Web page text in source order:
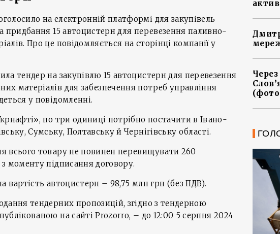
на електронній платформі для закупівель
придбання 15 автоцистерн для перевезення паливно-
Про це повідомляється на сторінці компанії у
тендер на закупівлю 15 автоцистерн для перевезення
матеріалів для забезпечення потреб управління
у повідомленні.
по три одиниці потрібно постачити в Івано-
Сумську, Полтавську й Чернігівську області.
всього товару не повинен перевищувати 260
моменту підписання договору.
вартість автоцистерн – 98,75 млн грн (без ПДВ).
тендерних пропозицій, згідно з тендерною
на сайті Prozorro, – до 12:00 5 серпня 2024
Через